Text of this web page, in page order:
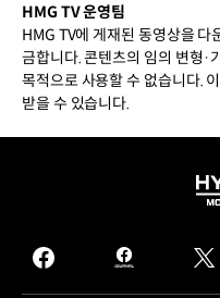
HMG TV 운영팀
HMG TV에 게재된 동영상을 다
금합니다. 콘텐츠의 임의 변형·
목적으로 사용할 수 없습니다.
받을 수 있습니다.
facebook
hmg